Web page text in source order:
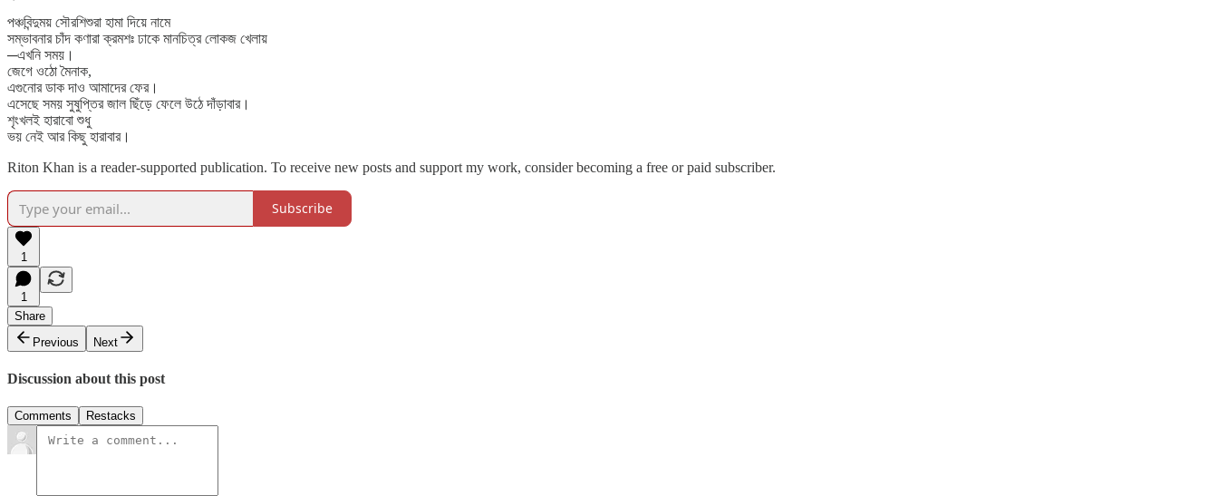
পঞ্চবিন্দুময় সৌরশিশুরা হামা দিয়ে নামে
সম্ভাবনার চাঁদ কণারা ক্রমশঃ ঢাকে মানচিত্র লোকজ খেলায়
─এখনি সময়।
জেগে ওঠো মৈনাক,
এগুনোর ডাক দাও আমাদের ফের।
এসেছে সময় সুষুপ্তির জাল ছিঁড়ে ফেলে উঠে দাঁড়াবার।
শৃংখলই হারাবো শুধু
ভয় নেই আর কিছু হারাবার।
Riton Khan is a reader-supported publication. To receive new posts and support my work, consider becoming a free or paid subscriber.
Subscribe
1
1
Share
Previous
Next
Discussion about this post
Comments Restacks